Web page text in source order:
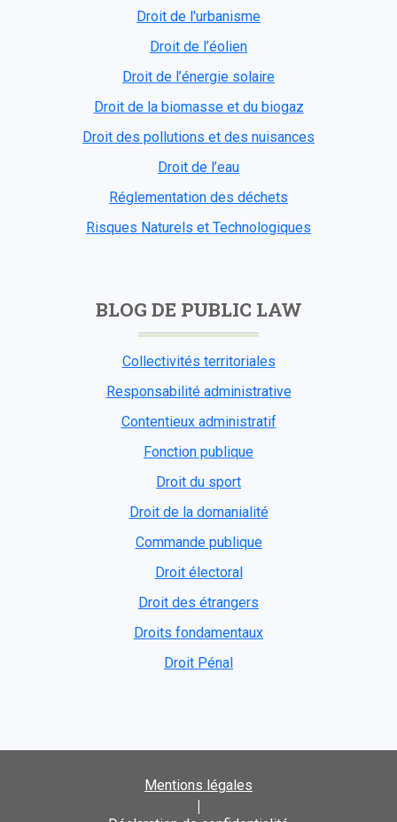
Droit de l'urbanisme
Droit de l’éolien
Droit de l’énergie solaire
Droit de la biomasse et du biogaz
Droit des pollutions et des nuisances
Droit de l’eau
Réglementation des déchets
Risques Naturels et Technologiques
BLOG DE PUBLIC LAW
Collectivités territoriales
Responsabilité administrative
Contentieux administratif
Fonction publique
Droit du sport
Droit de la domanialité
Commande publique
Droit électoral
Droit des étrangers
Droits fondamentaux
Droit Pénal
Mentions légales
|